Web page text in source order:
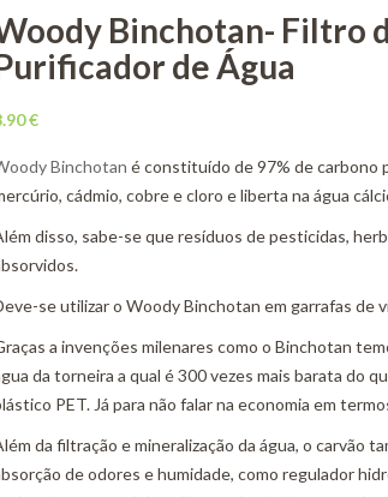
Binchotan- Filtro
de Água
€
Binchotan é constituído de 97% de carbono
cádmio, cobre e cloro e liberta na água
disso, sabe-se que resíduos de pesticidas,
se utilizar o Woody Binchotan em garrafas de
a invenções milenares como o Binchotan
da torneira a qual é 300 vezes mais barata do
PET. Já para não falar na economia em
da filtração e mineralização da água, o carvão
de odores e humidade, como regulador